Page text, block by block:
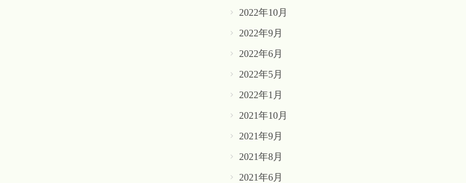
2022年10月
2022年9月
2022年6月
2022年5月
2022年1月
2021年10月
2021年9月
2021年8月
2021年6月